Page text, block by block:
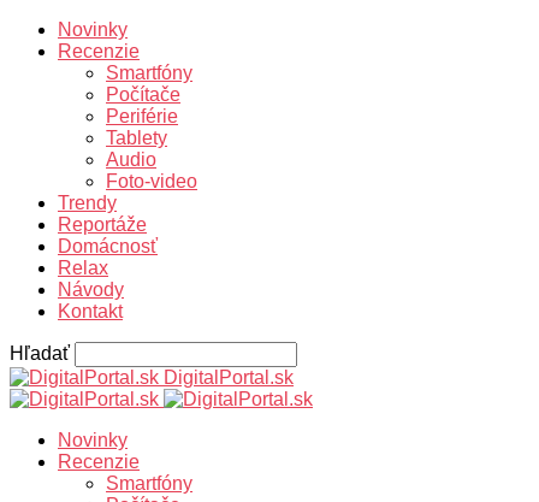
Novinky
Recenzie
Smartfóny
Počítače
Periférie
Tablety
Audio
Foto-video
Trendy
Reportáže
Domácnosť
Relax
Návody
Kontakt
Hľadať
DigitalPortal.sk
Novinky
Recenzie
Smartfóny